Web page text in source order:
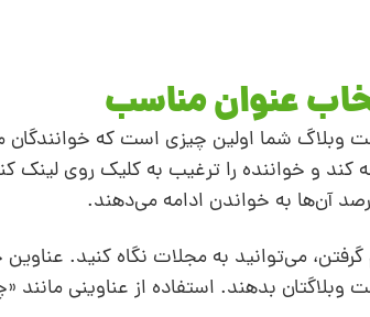
وبلاگ شما اولین چیزی است که خوانندگان
گرفتن، می‌توانید به مجلات نگاه کنید.
وبلاگتان بدهند. استفاده از عناوینی مانند